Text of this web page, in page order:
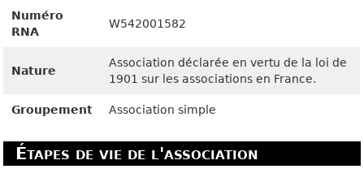
Numéro
RNA
W542001582
Nature
Association déclarée en vertu de la loi de
1901 sur les associations en France.
Groupement Association simple
Étapes de vie de l'association